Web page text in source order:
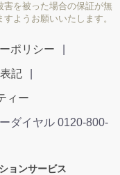
害を被った場合の保証が無
ようお願いいたします。
ポリシー
記
ィー
ダイヤル 0120-800-
ョンサービス